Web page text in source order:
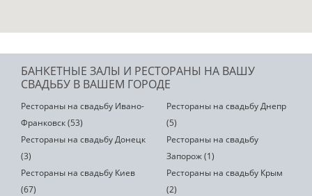
БАНКЕТНЫЕ ЗАЛЫ И РЕСТОРАНЫ НА ВАШУ
СВАДЬБУ В ВАШЕМ ГОРОДЕ
Рестораны на свадьбу Ивано-
Франковск (53)
Рестораны на свадьбу Днепр
(5)
Рестораны на свадьбу Донецк
(3)
Рестораны на свадьбу
Запорож (1)
Рестораны на свадьбу Киев
(67)
Рестораны на свадьбу Крым
(2)